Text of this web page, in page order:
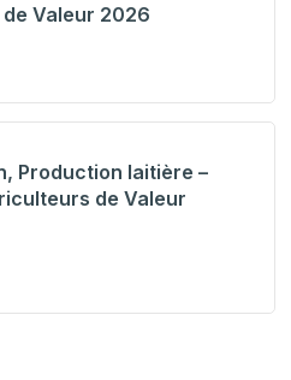
Valeur 2026
Production laitière –
de Valeur